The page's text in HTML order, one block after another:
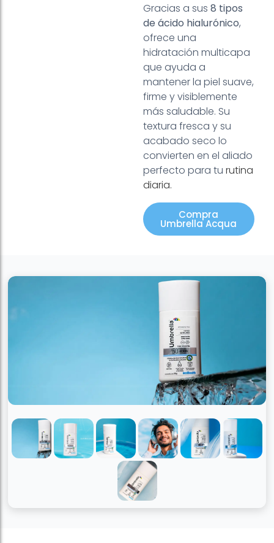
Gracias a sus 8 tipos
de ácido hialurónico,
ofrece una
hidratación multicapa
que ayuda a
mantener la piel suave,
firme y visiblemente
más saludable. Su
textura fresca y su
acabado seco lo
convierten en el aliado
perfecto para tu rutina
diaria.
Compra
Umbrella Acqua